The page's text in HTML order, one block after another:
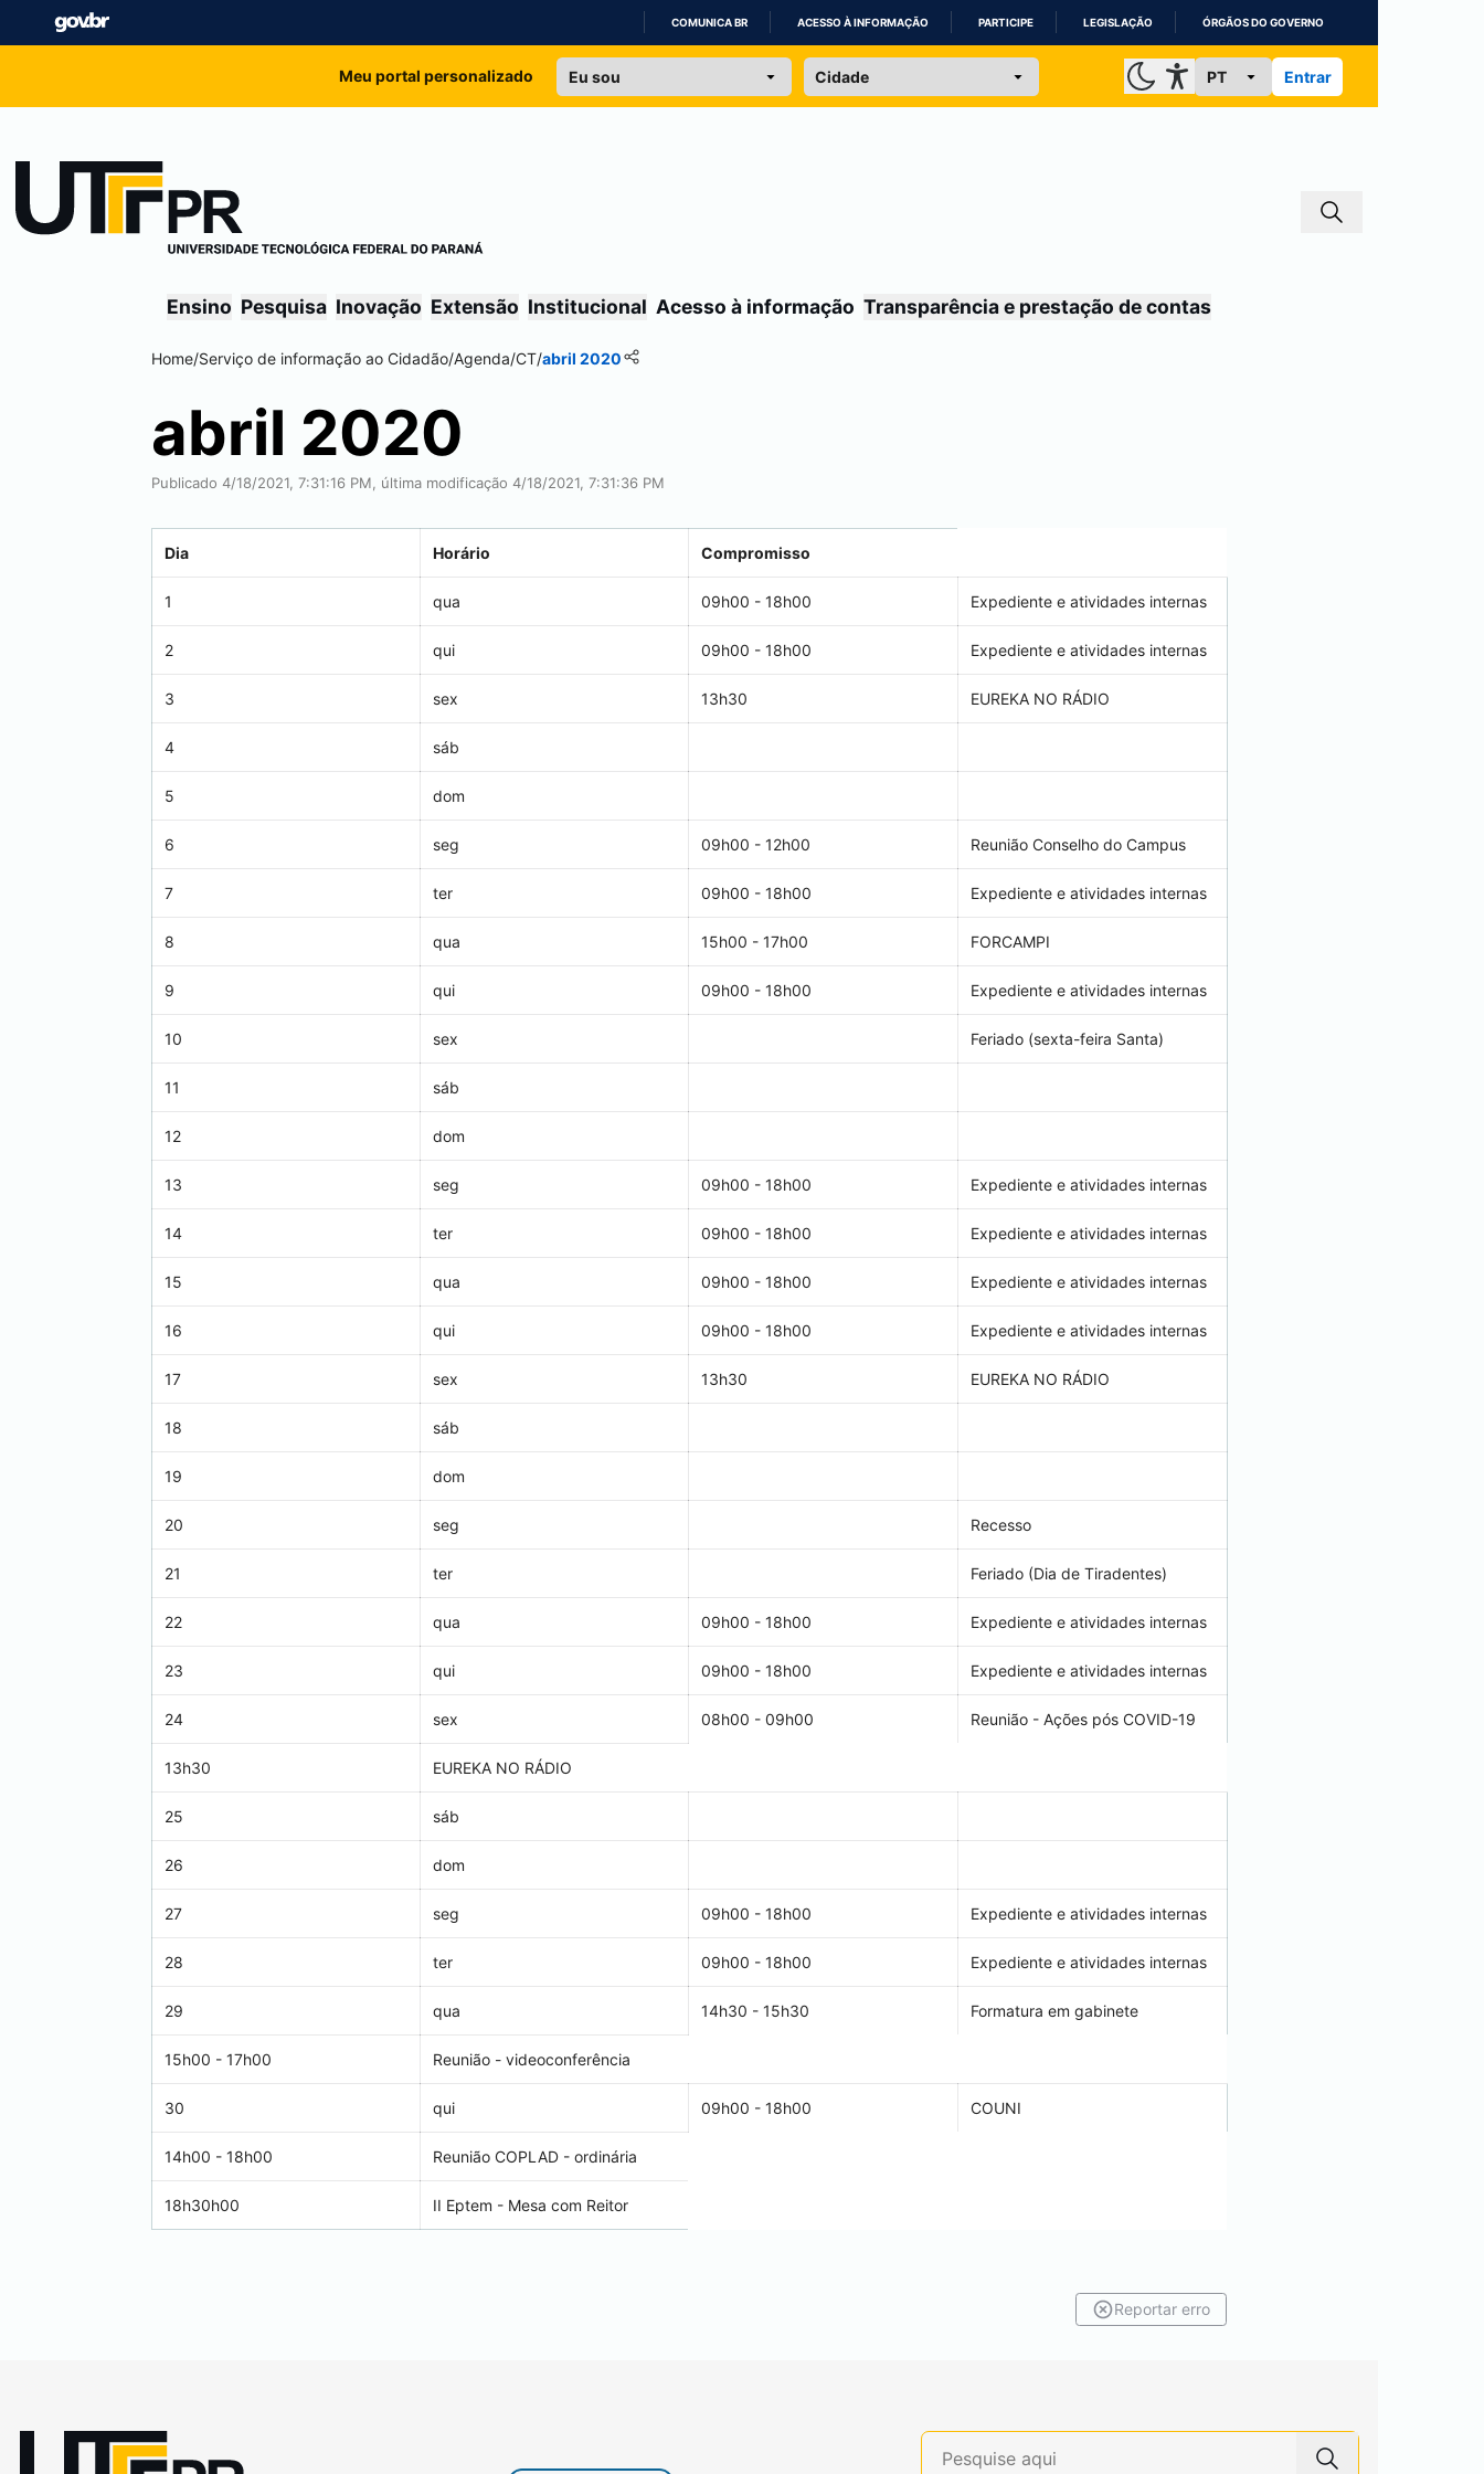
IR
COMUNICA BR ACESSO À INFORMAÇÃO PARTICIPE LEGISLAÇÃO ÓRGÃOS DO GOVERNO
Meu portal personalizado Entrar
Ensino Pesquisa Inovação Extensão Institucional Acesso à informação Transparência e prestação de contas
Home/Serviço de informação ao Cidadão/Agenda/CT/abril 2020
abril 2020
Publicado 4/18/2021, 7:31:16 PM, última modificação 4/18/2021, 7:31:36 PM
Dia Horário Compromisso
1 qua 09h00 - 18h00 Expediente e atividades internas
2 qui 09h00 - 18h00 Expediente e atividades internas
3 sex 13h30 EUREKA NO RÁDIO
4 sáb
5 dom
6 seg 09h00 - 12h00 Reunião Conselho do Campus
7 ter 09h00 - 18h00 Expediente e atividades internas
8 qua 15h00 - 17h00 FORCAMPI
9 qui 09h00 - 18h00 Expediente e atividades internas
10 sex Feriado (sexta-feira Santa)
11 sáb
12 dom
13 seg 09h00 - 18h00 Expediente e atividades internas
14 ter 09h00 - 18h00 Expediente e atividades internas
15 qua 09h00 - 18h00 Expediente e atividades internas
16 qui 09h00 - 18h00 Expediente e atividades internas
17 sex 13h30 EUREKA NO RÁDIO
18 sáb
19 dom
20 seg Recesso
21 ter Feriado (Dia de Tiradentes)
22 qua 09h00 - 18h00 Expediente e atividades internas
23 qui 09h00 - 18h00 Expediente e atividades internas
24 sex 08h00 - 09h00 Reunião - Ações pós COVID-19
13h30 EUREKA NO RÁDIO
25 sáb
26 dom
27 seg 09h00 - 18h00 Expediente e atividades internas
28 ter 09h00 - 18h00 Expediente e atividades internas
29 qua 14h30 - 15h30 Formatura em gabinete
15h00 - 17h00 Reunião - videoconferência
30 qui 09h00 - 18h00 COUNI
14h00 - 18h00 Reunião COPLAD - ordinária
18h30h00 II Eptem - Mesa com Reitor
Reportar erro